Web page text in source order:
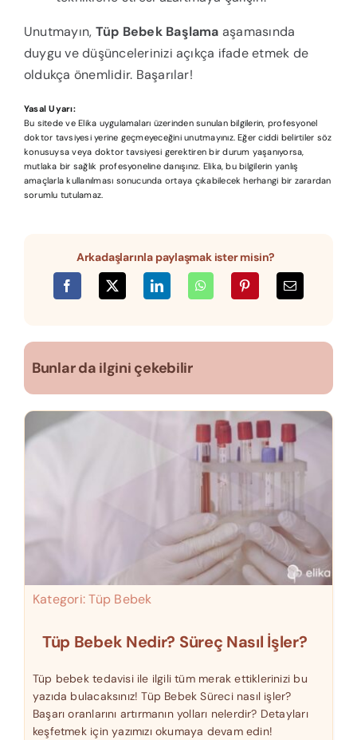
Unutmayın, Tüp Bebek Başlama aşamasında
duygu ve düşüncelerinizi açıkça ifade etmek de
oldukça önemlidir. Başarılar!
Yasal Uyarı:
Bu sitede ve Elika uygulamaları üzerinden sunulan bilgilerin, profesyonel
doktor tavsiyesi yerine geçmeyeceğini unutmayınız. Eğer ciddi belirtiler söz
konusuysa veya doktor tavsiyesi gerektiren bir durum yaşanıyorsa,
mutlaka bir sağlık profesyoneline danışınız. Elika, bu bilgilerin yanlış
amaçlarla kullanılması sonucunda ortaya çıkabilecek herhangi bir zarardan
sorumlu tutulamaz.
Arkadaşlarınla paylaşmak ister misin?
Bunlar da ilgini çekebilir
Kategori:Tüp Bebek
Tüp Bebek Nedir? Süreç Nasıl İşler?
Tüp bebek tedavisi ile ilgili tüm merak ettiklerinizi bu
yazıda bulacaksınız! Tüp Bebek Süreci nasıl işler?
Başarı oranlarını artırmanın yolları nelerdir? Detayları
keşfetmek için yazımızı okumaya devam edin!